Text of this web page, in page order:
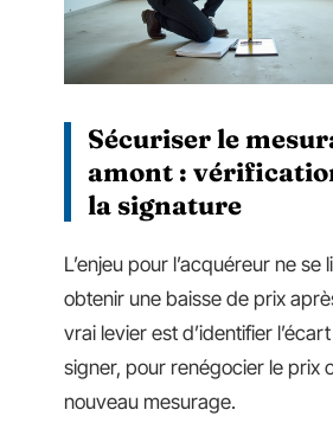
Sécuriser le
amont :
la signature
L’enjeu pour l’acquéreur ne se
obtenir une baisse de prix
vrai levier est d’identifier
signer, pour renégocier le prix
nouveau mesurage.